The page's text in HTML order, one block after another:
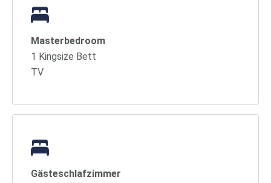
Masterbedroom
1 Kingsize Bett
TV
Gästeschlafzimmer